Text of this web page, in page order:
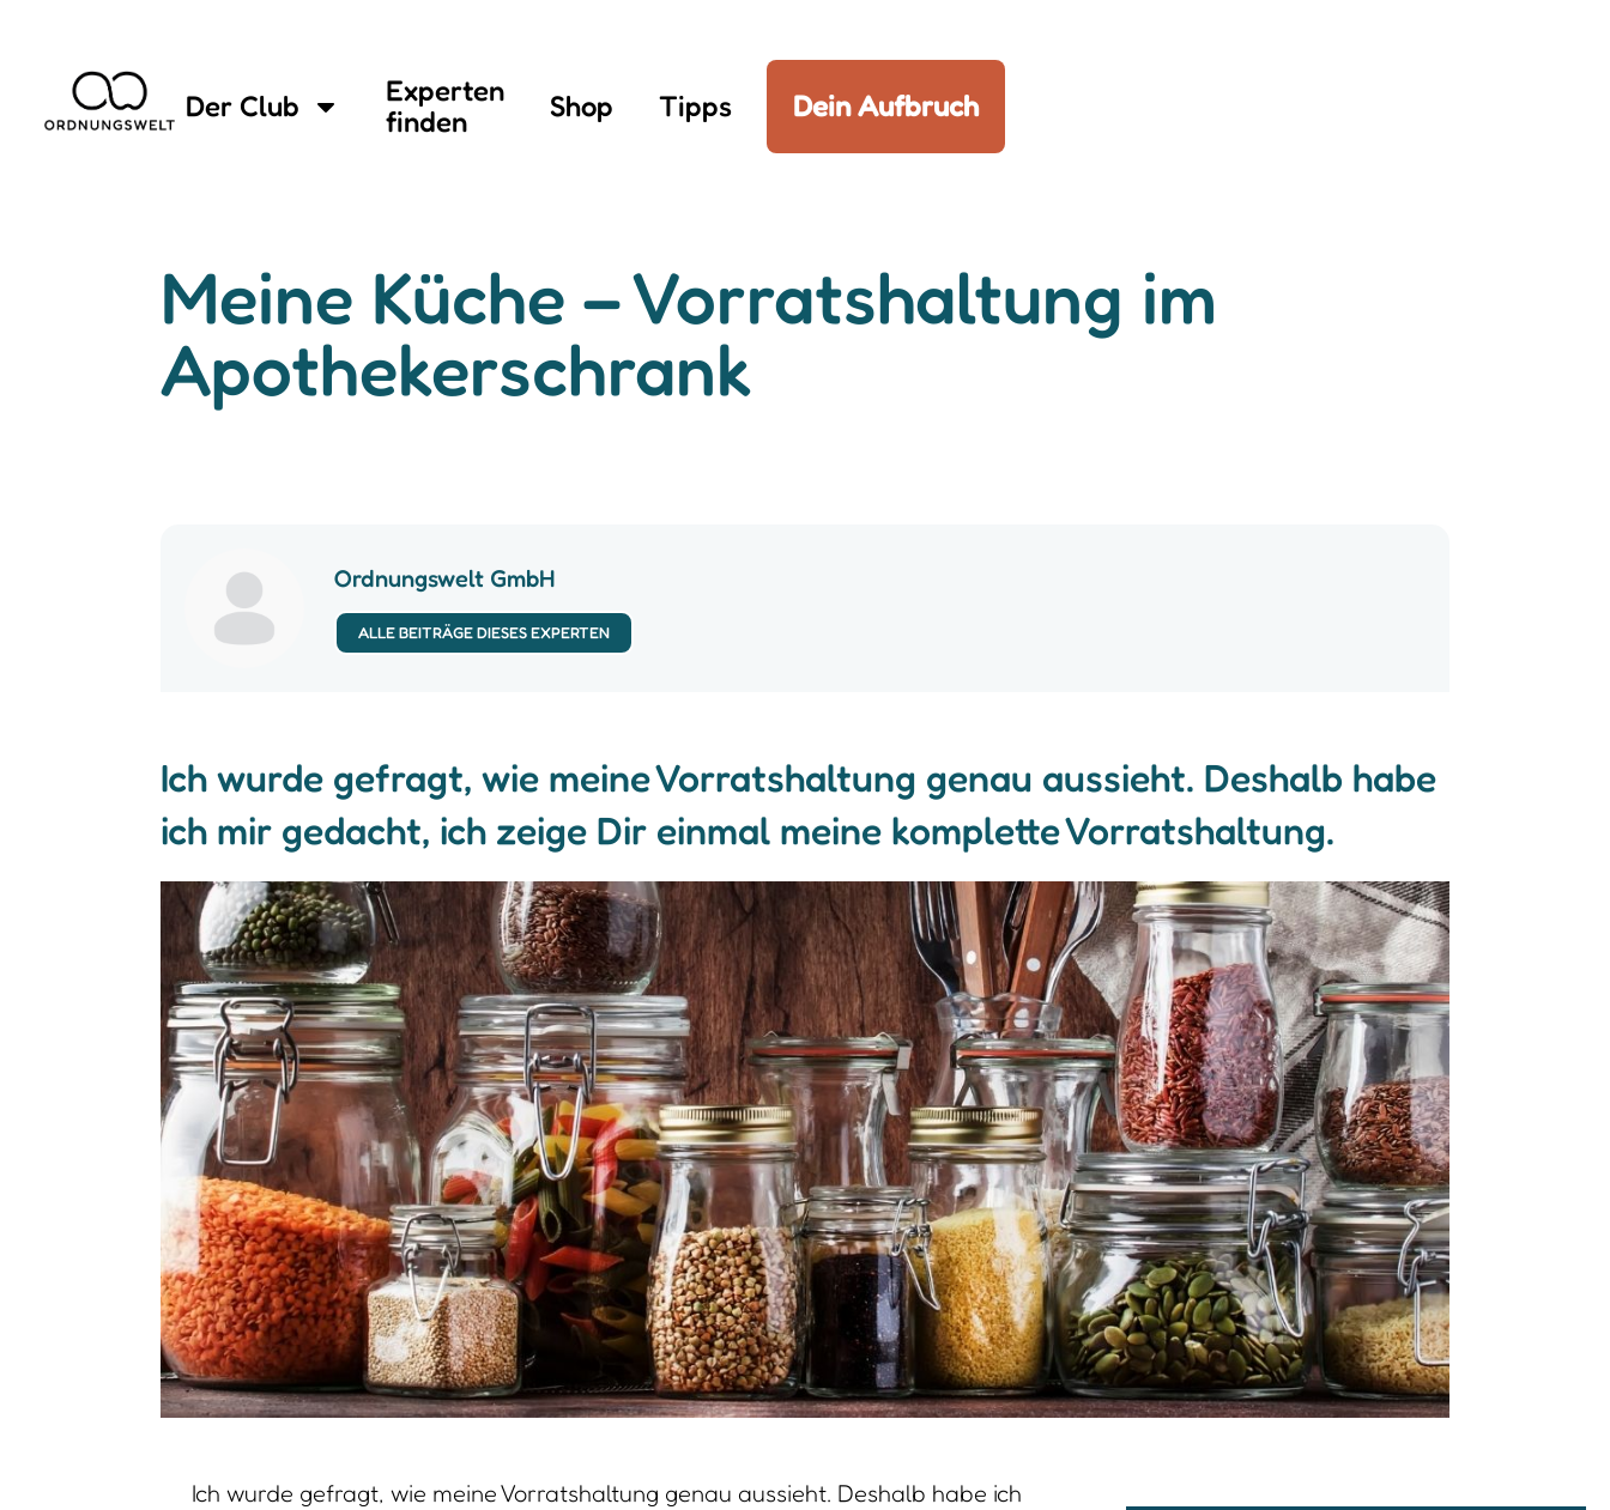
Der Club
Experten
finden
Shop Tipps Dein Aufbruch
Meine Küche – Vorratshaltung im
Apothekerschrank
Ordnungswelt GmbH
ALLE BEITRÄGE DIESES EXPERTEN
Ich wurde gefragt, wie meine Vorratshaltung genau aussieht. Deshalb habe
ich mir gedacht, ich zeige Dir einmal meine komplette Vorratshaltung.
Ich wurde gefragt, wie meine Vorratshaltung genau aussieht. Deshalb habe ich